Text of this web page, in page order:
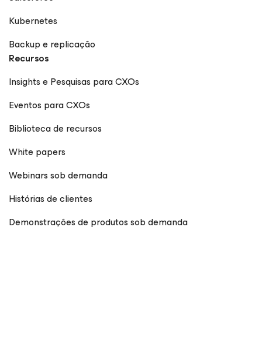
Kubernetes
Backup e replicação
Recursos
Insights e Pesquisas para CXOs
Eventos para CXOs
Biblioteca de recursos
White papers
Webinars sob demanda
Histórias de clientes
Demonstrações de produtos sob demanda